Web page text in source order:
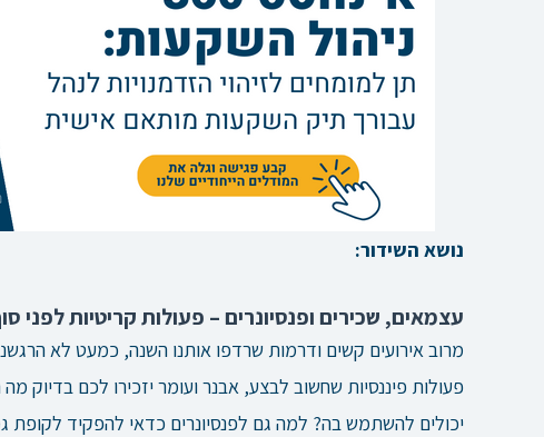
נושא השידור:
עצמאים, שכירים ופנסיונרים – פעולות קריטיות לפני
מרוב אירועים קשים ודרמות שרדפו אותנו השנה, כמעט לא
פעולות פיננסיות שחשוב לבצע, אבנר ועומר יזכירו לכם בדיוק
יכולים להשתמש בה? למה גם לפנסיונרים כדאי להפקיד לקופת